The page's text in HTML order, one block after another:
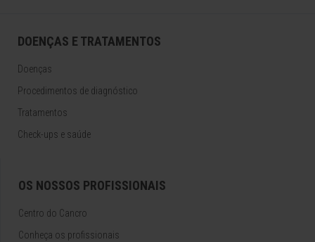
DOENÇAS E TRATAMENTOS
Doenças
Procedimentos de diagnóstico
Tratamentos
Check-ups e saúde
OS NOSSOS PROFISSIONAIS
Centro do Cancro
Conheça os profissionais